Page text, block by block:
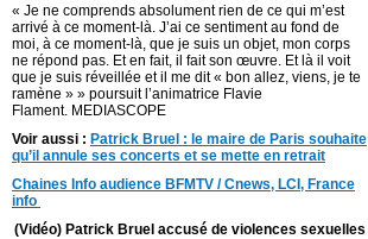
« Je ne comprends absolument rien de ce qui m’est
arrivé à ce moment-là. J’ai ce sentiment au fond de
moi, à ce moment-là, que je suis un objet, mon corps
ne répond pas. Et en fait, il fait son œuvre. Et là il voit
que je suis réveillée et il me dit « bon allez, viens, je te
ramène » » poursuit l’animatrice Flavie
Flament. MEDIASCOPE
Voir aussi : Patrick Bruel : le maire de Paris souhaite
qu’il annule ses concerts et se mette en retrait
Chaines Info audience BFMTV / Cnews, LCI, France
info
(Vidéo) Patrick Bruel accusé de violences sexuelles